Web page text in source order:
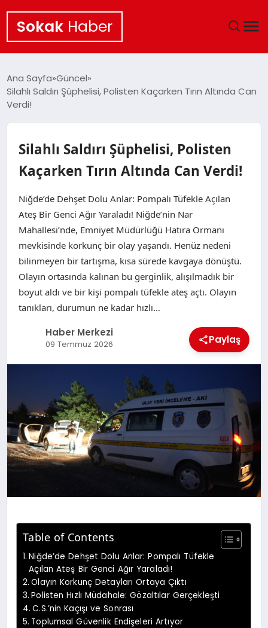
Sokak Haber
EKONOMI
SAĞLIK
Ana Sayfa Güncel
Silahlı Saldırı Şüphelisi, Polisten Kaçarken Tırın Altında Can
Verdi!
Silahlı Saldırı Şüphelisi, Polisten
Kaçarken Tırın Altında Can Verdi!
Niğde’de Dehşet Dolu Anlar: Pompalı Tüfekle Açılan
Ateş Bir Genci Ağır Yaraladı! Niğde’nin Nar
Mahallesi’nde, Emniyet Müdürlüğü Hatıra Ormanı
mevkisinde korkunç bir olay yaşandı. Henüz nedeni
bilinmeyen bir tartışma, kısa sürede kavgaya dönüştü.
Olayın ortasında kalınan bu gerginlik, alışılmadık bir
boyut aldı ve bir kişi pompalı tüfekle ateş açtı. Olayın
tanıkları, durumun ne kadar hızlı…
Haber Merkezi
09 Temmuz 2026 Paylaş
Table of Contents
Niğde’de Dehşet Dolu Anlar: Pompalı Tüfekle
Açılan Ateş Bir Genci Ağır Yaraladı!
Olayın Korkunç Detayları Ortaya Çıktı
Polisten Hızlı Müdahale: Gözaltılar Gerçekleşti
C.S.’nin Kaçışı ve Sonrası
Toplumsal Güvenlik Endişeleri Artıyor